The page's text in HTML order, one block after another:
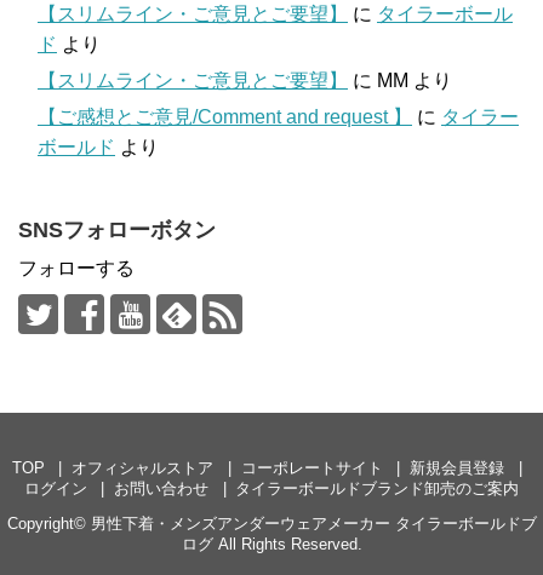
【スリムライン・ご意見とご要望】
に タイラーボール
ド より
【スリムライン・ご意見とご要望】
に MM より
【ご感想とご意見/Comment and request 】
に タイラー
ボールド より
SNSフォローボタン
フォローする
TOP オフィシャルストア コーポレートサイト
新規会員登録
ログイン
お問い合わせ
タイラーボールドブランド卸売のご案内
Copyright© 男性下着・メンズアンダーウェアメーカー タイラーボールドブ
ログAll Rights Reserved.